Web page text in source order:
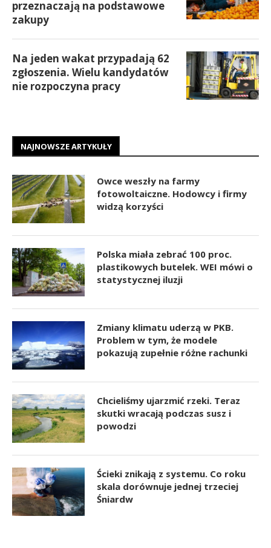
przeznaczają na podstawowe
zakupy
Na jeden wakat przypadają 62
zgłoszenia. Wielu kandydatów
nie rozpoczyna pracy
NAJNOWSZE ARTYKUŁY
Owce weszły na farmy
fotowoltaiczne. Hodowcy i firmy
widzą korzyści
Polska miała zebrać 100 proc.
plastikowych butelek. WEI mówi o
statystycznej iluzji
Zmiany klimatu uderzą w PKB.
Problem w tym, że modele
pokazują zupełnie różne rachunki
Chcieliśmy ujarzmić rzeki. Teraz
skutki wracają podczas susz i
powodzi
Ścieki znikają z systemu. Co roku
skala dorównuje jednej trzeciej
Śniardw